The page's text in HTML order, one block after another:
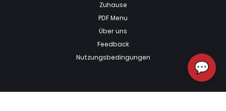
Zuhause
PDF Menu
Über uns
Feedback
Nutzungsbedingungen
💬